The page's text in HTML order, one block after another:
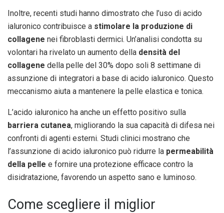
Inoltre, recenti studi hanno dimostrato che l’uso di acido
ialuronico contribuisce a stimolare la produzione di
collagene nei fibroblasti dermici. Un’analisi condotta su
volontari ha rivelato un aumento della densità del
collagene della pelle del 30% dopo soli 8 settimane di
assunzione di integratori a base di acido ialuronico. Questo
meccanismo aiuta a mantenere la pelle elastica e tonica.
L’acido ialuronico ha anche un effetto positivo sulla
barriera cutanea, migliorando la sua capacità di difesa nei
confronti di agenti esterni. Studi clinici mostrano che
l’assunzione di acido ialuronico può ridurre la permeabilità
della pelle e fornire una protezione efficace contro la
disidratazione, favorendo un aspetto sano e luminoso.
Come scegliere il miglior